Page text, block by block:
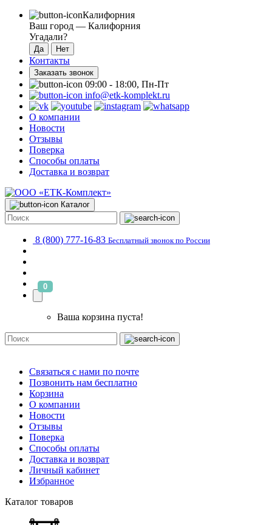
Калифорния
Ваш город — Калифорния
Угадали?
Контакты
Заказать звонок
09:00 - 18:00, Пн-Пт
info@etk-komplekt.ru
О компании
Новости
Отзывы
Поверка
Способы оплаты
Доставка и возврат
Каталог
8 (800) 777-16-83 Бесплатный звонок по России
0
Ваша корзина пуста!
Связаться с нами по почте
Позвонить нам бесплатно
Корзина
О компании
Новости
Отзывы
Поверка
Способы оплаты
Доставка и возврат
Личный кабинет
Избранное
Каталог товаров